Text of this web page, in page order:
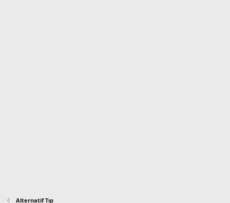
Alternatif Tıp